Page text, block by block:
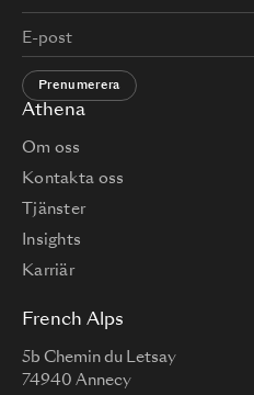
Athena
Om oss
Kontakta oss
Tjänster
Insights
Karriär
French Alps
5b Chemin du Letsay
74940 Annecy
Prenumerera